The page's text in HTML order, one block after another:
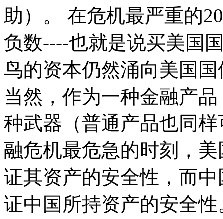
助）。 在危机最严重的
负数----也就是说买美国
鸟的资本仍然涌向美国
当然，作为一种金融产
种武器（普通产品也同
融危机最危急的时刻，
证其资产的安全性，而
证中国所持资产的安全